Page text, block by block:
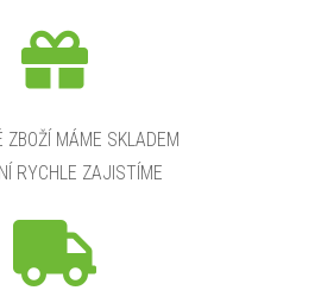
ZBOŽÍ MÁME SKLADEM
RYCHLE ZAJISTÍME